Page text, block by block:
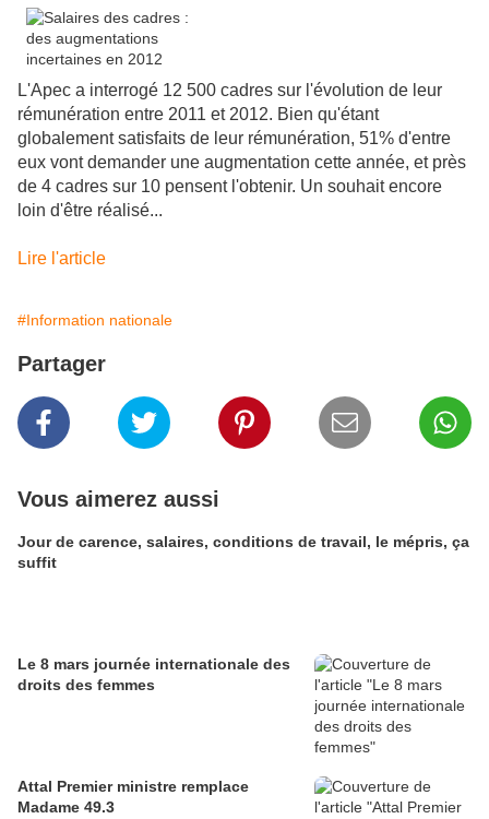
L'Apec a interrogé 12 500 cadres sur l'évolution de leur
rémunération entre 2011 et 2012. Bien qu'étant
globalement satisfaits de leur rémunération, 51% d'entre
eux vont demander une augmentation cette année, et près
de 4 cadres sur 10 pensent l'obtenir. Un souhait encore
loin d'être réalisé...
Lire l'article
#Information nationale
Partager
Vous aimerez aussi
Jour de carence, salaires, conditions de travail, le mépris, ça
suffit
Le 8 mars journée internationale des
droits des femmes
Attal Premier ministre remplace
Madame 49.3